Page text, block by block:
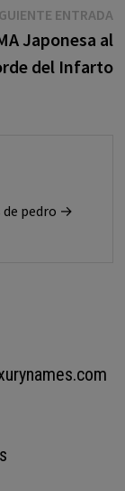
ENTRADA
Japonesa al
del Infarto
de pedro →